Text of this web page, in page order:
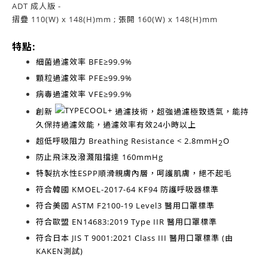
ADT 成人版 -
摺疊 110(W) x 148(H)mm ; 張開 160(W) x 148(H)mm
特點:
細菌過濾效率 BFE≥99.9%
顆粒過濾效率 PFE≥99.9%
病毒過濾效率 VFE≥99.9%
創新
過濾技術，超強過濾極致透氣，能持
久保持過濾效能，過濾效率有效24小時以上
超低呼吸阻力 Breathing Resistance < 2.8mmH2O
防止飛沫及潑濺阻擋達 160mmHg
特製抗水性ESPP順滑親膚內層，呵護肌膚，絕不起毛
符合韓國 KMOEL-2017-64 KF94 防護呼吸器標準
符合美國 ASTM F2100-19 Level3 醫用口罩標準
符合歐盟 EN14683:2019 Type IIR 醫用口罩標準
符合日本 JIS T 9001:2021 Class III 醫用口罩標準 (由
KAKEN測試)